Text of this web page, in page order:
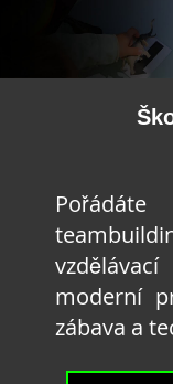
moderní
zábava a